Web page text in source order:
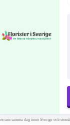
samma dag inom Sverige och